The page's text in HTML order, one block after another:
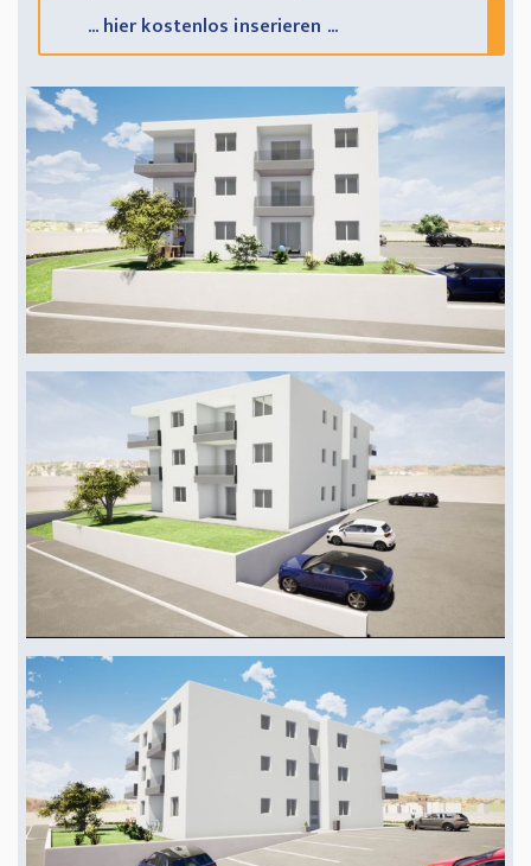
... hier kostenlos inserieren ...